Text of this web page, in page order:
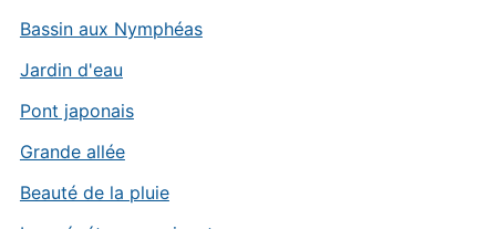
Bassin aux Nymphéas
Jardin d'eau
Pont japonais
Grande allée
Beauté de la pluie